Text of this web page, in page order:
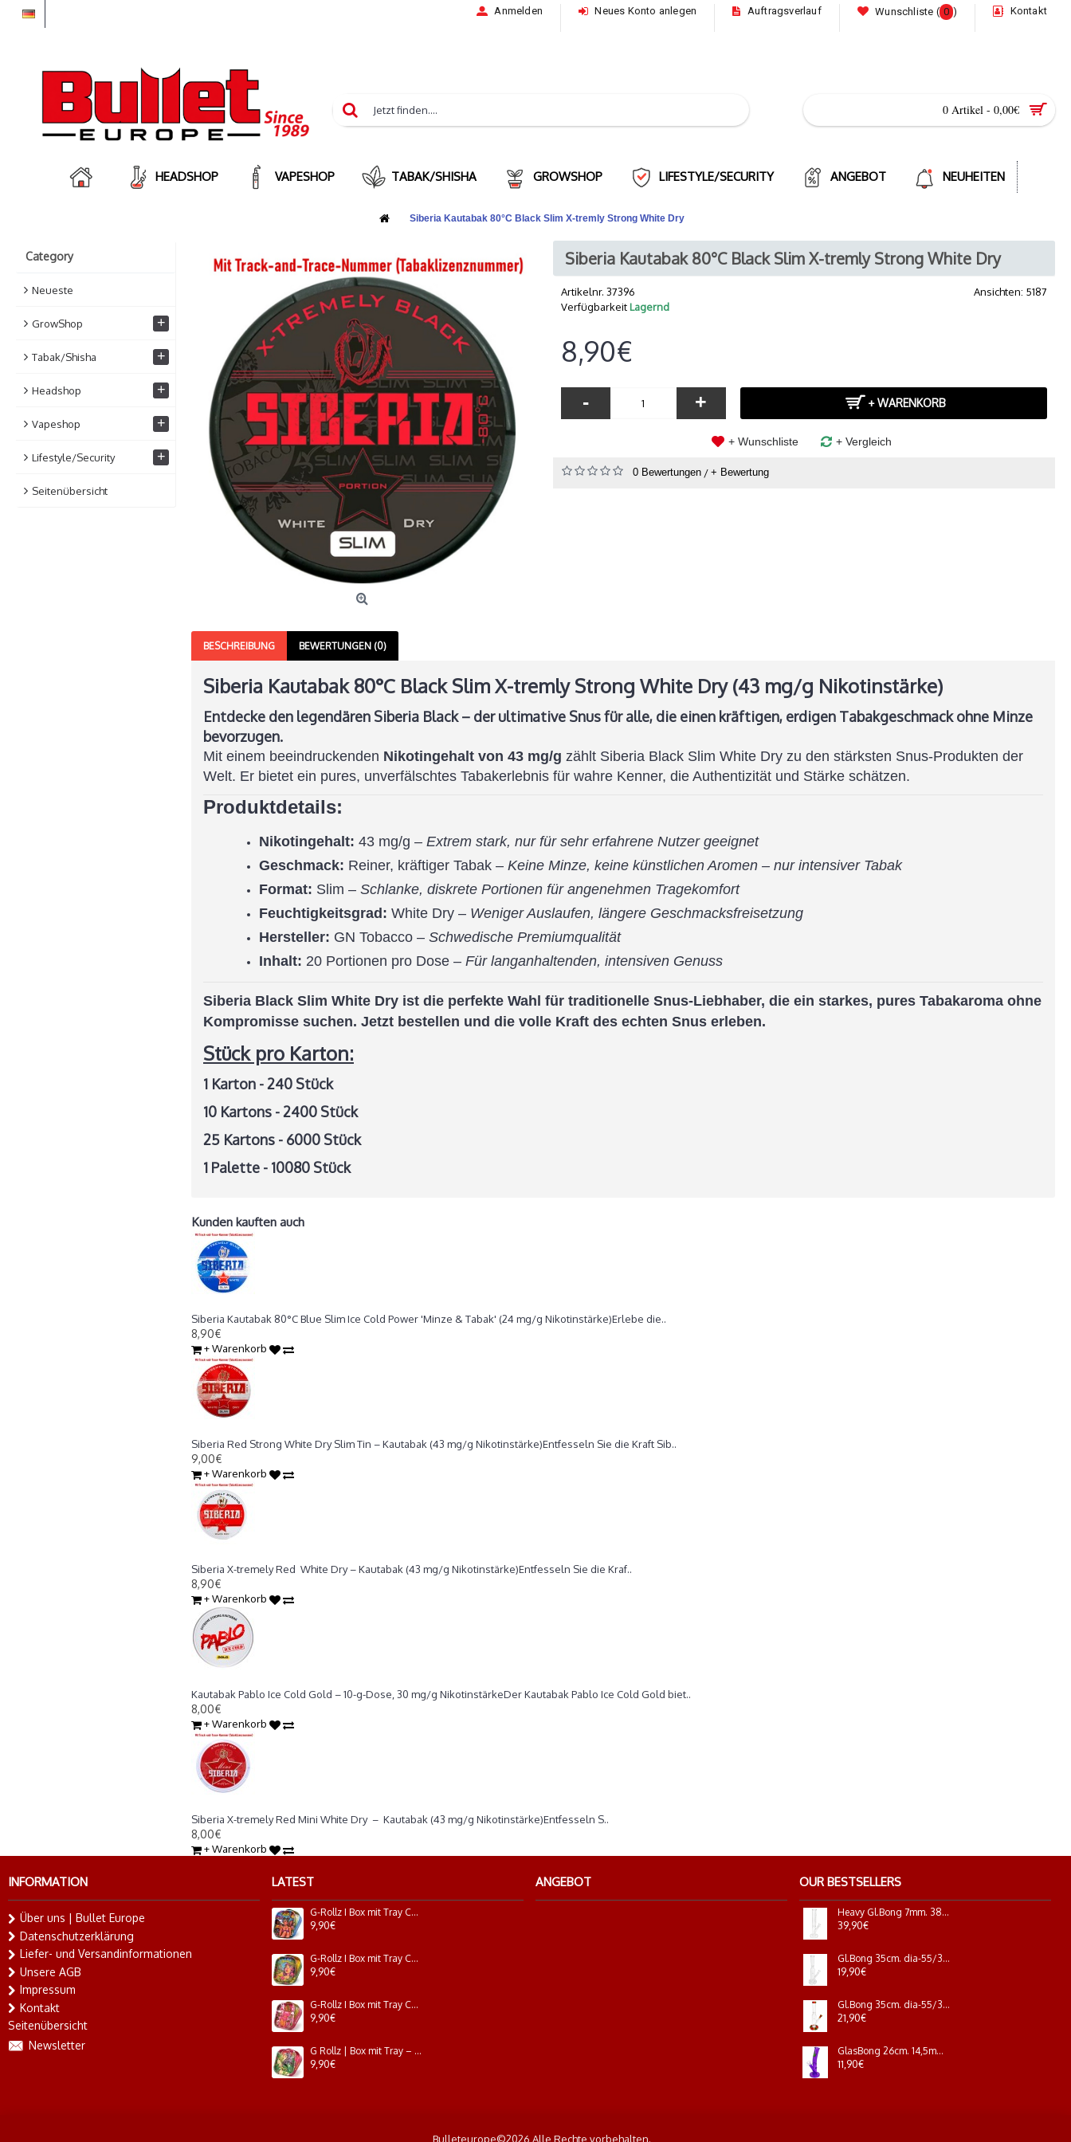
Anmelden Neues Konto anlegen Auftragsverlauf Wunschliste ( 0 ) Kontakt
0 Artikel - 0,00€
HEADSHOP VAPESHOP TABAK/SHISHA GROWSHOP LIFESTYLE/SECURITY ANGEBOT NEUHEITEN
Siberia Kautabak 80°C Black Slim X-tremly Strong White Dry
Category
Neueste
GrowShop +
Tabak/Shisha +
Headshop +
Vapeshop +
Lifestyle/Security +
Seitenübersicht
Siberia Kautabak 80°C Black Slim X-tremly Strong White Dry
Ansichten: 5187
Artikelnr. 37396
VerfügbarkeitLagernd
8,90€
- + + WARENKORB
+ Wunschliste + Vergleich
0 Bewertungen/ + Bewertung
BESCHREIBUNG BEWERTUNGEN (0)
Siberia Kautabak 80°C Black Slim X-tremly Strong White Dry(43 mg/g Nikotinstärke)
Entdecke den legendären Siberia Black – der ultimative Snus für alle, die einen kräftigen, erdigen Tabakgeschmack ohne Minze
bevorzugen.
Mit einem beeindruckenden Nikotingehalt von 43 mg/g zählt Siberia Black Slim White Dry zu den stärksten Snus-Produkten der
Welt. Er bietet ein pures, unverfälschtes Tabakerlebnis für wahre Kenner, die Authentizität und Stärke schätzen.
Produktdetails:
Nikotingehalt: 43 mg/g – Extrem stark, nur für sehr erfahrene Nutzer geeignet
Geschmack: Reiner, kräftiger Tabak – Keine Minze, keine künstlichen Aromen – nur intensiver Tabak
Format: Slim – Schlanke, diskrete Portionen für angenehmen Tragekomfort
Feuchtigkeitsgrad: White Dry – Weniger Auslaufen, längere Geschmacksfreisetzung
Hersteller: GN Tobacco – Schwedische Premiumqualität
Inhalt: 20 Portionen pro Dose – Für langanhaltenden, intensiven Genuss
Siberia Black Slim White Dry ist die perfekte Wahl für traditionelle Snus-Liebhaber, die ein starkes, pures Tabakaroma ohne
Kompromisse suchen. Jetzt bestellen und die volle Kraft des echten Snus erleben.
Stück pro Karton:
1 Karton - 240 Stück
10 Kartons - 2400 Stück
25 Kartons - 6000 Stück
1 Palette - 10080 Stück
Kunden kauften auch
Siberia Kautabak 80°C Blue Slim Ice Cold Power 'Minze & Tabak' (24 mg/g Nikotinstärke)Erlebe die..
8,90€
+ Warenkorb
Siberia Red Strong White Dry Slim Tin – Kautabak (43 mg/g Nikotinstärke)Entfesseln Sie die Kraft Sib..
9,00€
+ Warenkorb
Siberia X-tremely Red White Dry – Kautabak (43 mg/g Nikotinstärke)Entfesseln Sie die Kraf..
8,90€
+ Warenkorb
Kautabak Pablo Ice Cold Gold – 10-g-Dose, 30 mg/g NikotinstärkeDer Kautabak Pablo Ice Cold Gold biet..
8,00€
+ Warenkorb
Siberia X-tremely Red Mini White Dry – Kautabak (43 mg/g Nikotinstärke)Entfesseln S..
8,00€
+ Warenkorb
INFORMATION
Über uns | Bullet Europe
Datenschutzerklärung
Liefer- und Versandinformationen
Unsere AGB
Impressum
Kontakt
Seitenübersicht
Newsletter
LATEST
G-Rollz I Box mit Tray Collector`s " Daydream " Storage Box Medium
9,90€
G-Rollz I Box mit Tray Collector`s " Jungle " Storage Box Medium
9,90€
G-Rollz I Box mit Tray Collector`s " Sunday Mood " Storage Box Medium
9,90€
G Rollz | Box mit Tray – Collectors Edition „Colossal Dream“ – Aufbewahrungsbox (Größe: Medium)
9,90€
ANGEBOT OUR BESTSELLERS
Heavy Gl.Bong 7mm. 38cm.18,8mm.steckchil.stemple B
39,90€
Gl.Bong 35cm. dia-55/34mm.+eis blumen base
19,90€
Gl.Bong 35cm. dia-55/34mm.+eis blumen base farbig
21,90€
GlasBong 26cm. 14,5mm. Lila /transp. eis+Leaf
11,90€
Bulleteurope©2026 Alle Rechte vorbehalten.